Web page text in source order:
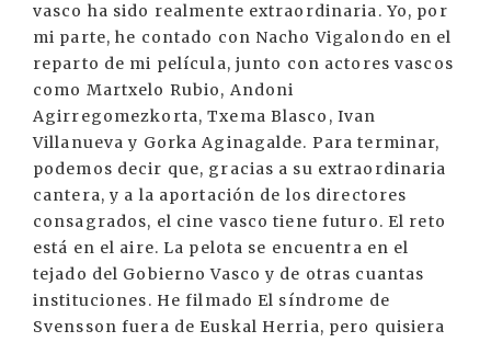
vasco ha sido realmente extraordinaria. Yo, por
mi parte, he contado con Nacho Vigalondo en el
reparto de mi película, junto con actores vascos
como Martxelo Rubio, Andoni
Agirregomezkorta, Txema Blasco, Ivan
Villanueva y Gorka Aginagalde. Para terminar,
podemos decir que, gracias a su extraordinaria
cantera, y a la aportación de los directores
consagrados, el cine vasco tiene futuro. El reto
está en el aire. La pelota se encuentra en el
tejado del Gobierno Vasco y de otras cuantas
instituciones. He filmado El síndrome de
Svensson fuera de Euskal Herria, pero quisiera